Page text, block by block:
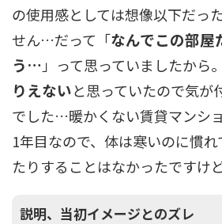
の使用感としては想像以下だっ
せん…だって「なんでこの部屋
う… 」って思っていましたから。
りえないと思っていたので気が
でした…暖かくない賃貸マンシ
1年目なので、体は寒いのに慣
たりすることはなかったですけど
説明、当初イメージとのズレ